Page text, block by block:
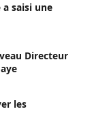
saisi une
Directeur
les